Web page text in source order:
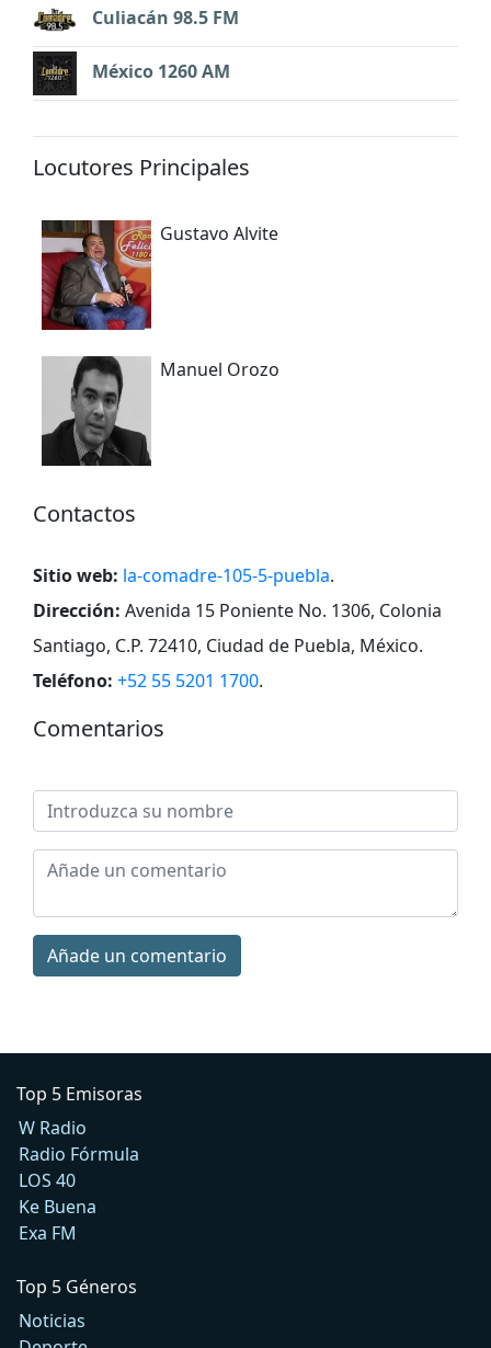
Culiacán 98.5 FM
México 1260 AM
Locutores Principales
Gustavo Alvite
Manuel Orozo
Contactos
Sitio web: la-comadre-105-5-puebla.
Dirección: Avenida 15 Poniente No. 1306, Colonia
Santiago, C.P. 72410, Ciudad de Puebla, México.
Teléfono: +52 55 5201 1700.
Comentarios
Añade un comentario
Top 5 Emisoras
W Radio
Radio Fórmula
LOS 40
Ke Buena
Exa FM
Top 5 Géneros
Noticias